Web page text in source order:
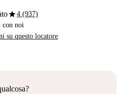
star4 (937)
con noi
su questo locatore